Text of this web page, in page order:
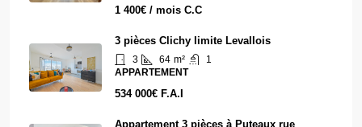
1 400€ / mois C.C
3 pièces Clichy limite Levallois
3 64 m²
1
APPARTEMENT
534 000€ F.A.I
Appartement 3 pièces à Puteaux rue